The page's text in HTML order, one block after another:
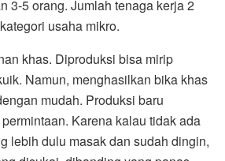
3-5 orang. Jumlah tenaga kerja 2
usaha mikro.
khas. Diproduksi bisa mirip
Namun, menghasilkan bika khas
mudah. Produksi baru
Karena kalau tidak ada
lebih dulu masak dan sudah dingin,